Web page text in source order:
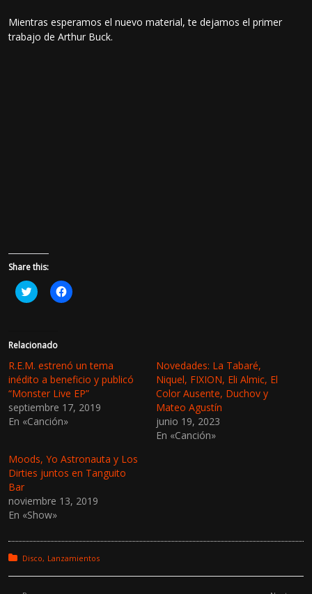
Mientras esperamos el nuevo material, te dejamos el primer
trabajo de Arthur Buck.
Share this:
H
a
c
r
a
c
o
m
p
a
i
r
e
n
w
i
t
r
S
a
H
a
a
r
a
c
o
m
p
a
r
e
n
a
c
o
(
e
Relacionado
R.E.M. estrenó un tema
inédito a beneficio y publicó
“Monster Live EP”
septiembre 17, 2019
En «Canción»
Novedades: La Tabaré,
Niquel, FIXION, Eli Almic, El
Color Ausente, Duchov y
Mateo Agustín
junio 19, 2023
En «Canción»
Moods, Yo Astronauta y Los
Dirties juntos en Tanguito
Bar
noviembre 13, 2019
En «Show»
Posted in:
Disco Lanzamientos